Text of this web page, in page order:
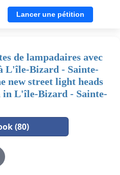
Lancer une pétition
de lampadaires avec
L'île-Bizard - Sainte-
new street light heads
L'île-Bizard - Sainte-
(80)